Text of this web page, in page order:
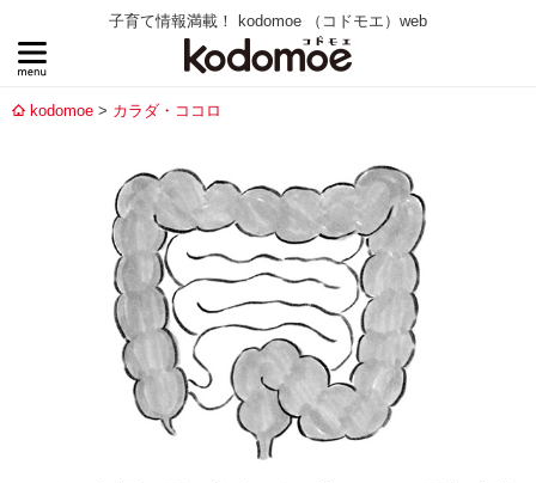
子育て情報満載！ kodomoe （コドモエ）web
kodomoe カラダ・ココロ